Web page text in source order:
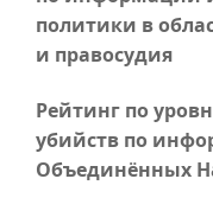
политики в
и правосудия
Рейтинг по
убийств по
Объединённых